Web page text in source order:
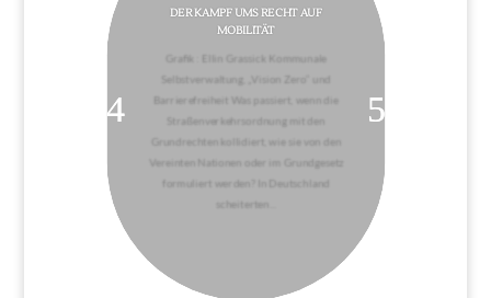
DER KAMPF UMS RECHT AUF
MOBILITÄT
Grafik : Ellin Grassick Kommunale
Selbstverwaltung, „Vision Zero“ und
Barrierefreiheit Was passiert, wenn die
Straßenverkehrsordnung mit den
Grundrechten kollidiert, wie sie von den
Vereinten Nationen oder im Grundgesetz
formuliert werden? In Deutschland
scheiterten...